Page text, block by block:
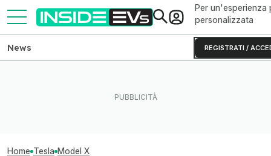
Per un'esperienza
personalizzata
REGISTRATI /
News
Home Tesla Model X